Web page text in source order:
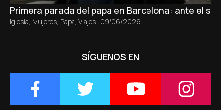
Primera parada del papa en Barcelona: ante el
Iglesia, Mujeres, Papa, Viajes | 09/06/2026
SÍGUENOS EN